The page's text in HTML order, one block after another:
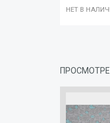
НЕТ В